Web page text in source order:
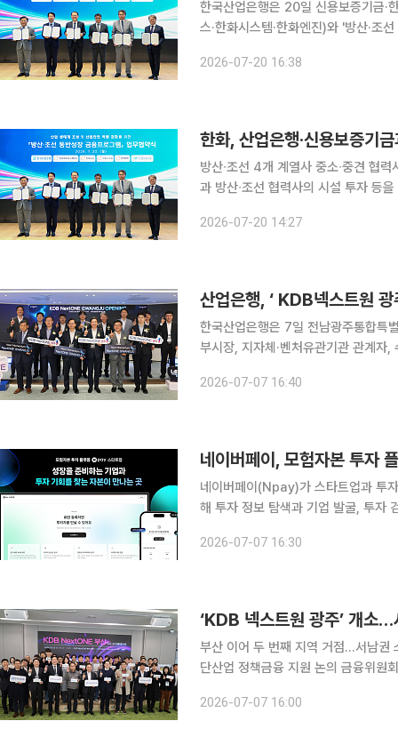
한국산업은행은 20일 신용보증기금·
스·한화시스템·한화엔진)와 '방산·조
증을 제공하고 산업은행이 특별자금
2026-07-20 16:38
한화, 산업은행·신용보증기
방산∙조선 4개 계열사 중소∙중견 협력사 대상 시설 투자금
과 방산∙조선 협력사의 시설 투자 등
신용보증기금 이사장과 김희철 한화
2026-07-20 14:27
산업은행, ‘ KDB넥스트원
한국산업은행은 7일 전남광주통합특
부시장, 지자체·벤처유관기관 관계자
초기 스타트업 보육 프로그램이다. 이
2026-07-07 16:40
네이버페이, 모험자본 투자
네이버페이(Npay)가 스타트업과 투
해 투자 정보 탐색과 기업 발굴, 투자
고 플랫폼 서비스인 'Npay 스타트업'
2026-07-07 16:30
‘KDB 넥스트원 광주’ 개소
부산 이어 두 번째 지역 거점…서남권
단산업 정책금융 지원 논의 금융위원회와 산업은행이 서남권 혁신 스타트업 육성을 위한 지역 거점
2026-07-07 16:00